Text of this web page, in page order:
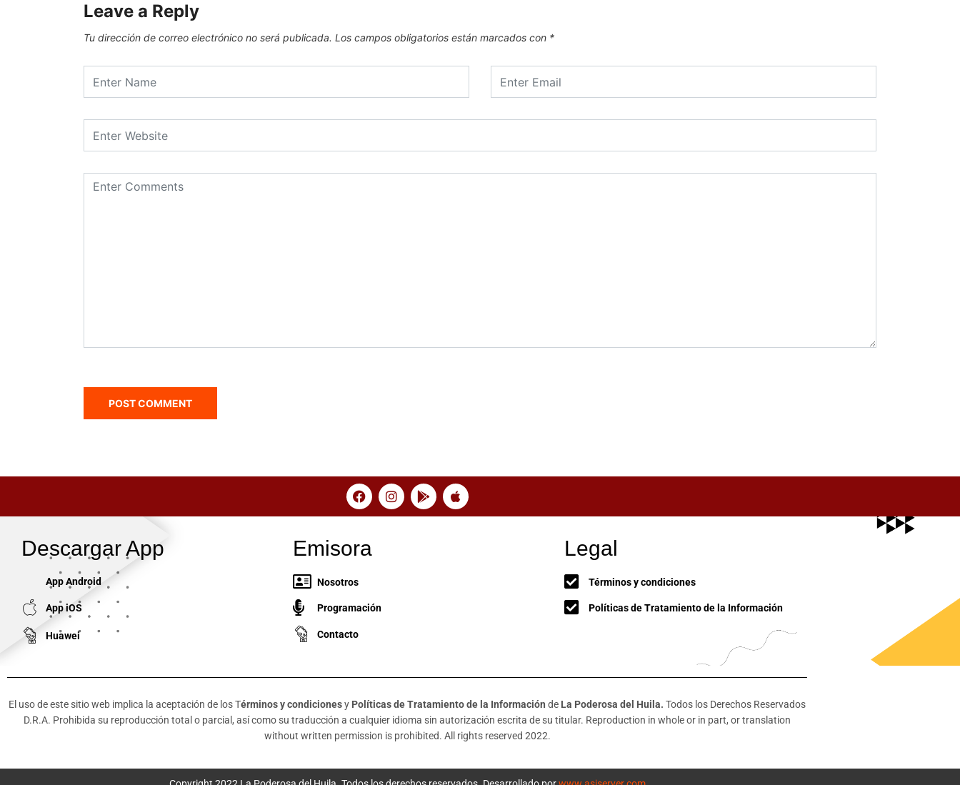
Leave a Reply
Tu dirección de correo electrónico no será publicada. Los campos obligatorios están marcados con *
Descargar App
App Android
App iOS
Huawei
Emisora
Nosotros
Programación
Contacto
Legal
Términos y condiciones
Políticas de Tratamiento de la Información
El uso de este sitio web implica la aceptación de los Términos y condicionesy Políticas de Tratamiento de la Información de La Poderosa del Huila. Todos los Derechos Reservados
D.R.A. Prohibida su reproducción total o parcial, así como su traducción a cualquier idioma sin autorización escrita de su titular. Reproduction in whole or in part, or translation
without written permission is prohibited. All rights reserved 2022.